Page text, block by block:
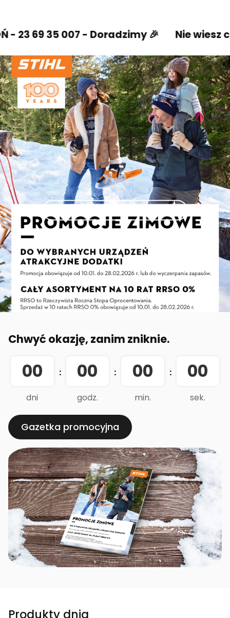
69 35 007 - Doradzimy 🎉 Nie wiesz co
Chwyć okazję, zanim zniknie.
00
dni
: 00
godz.
: 00
min.
: 00
sek.
Gazetka promocyjna
Produkty dnia